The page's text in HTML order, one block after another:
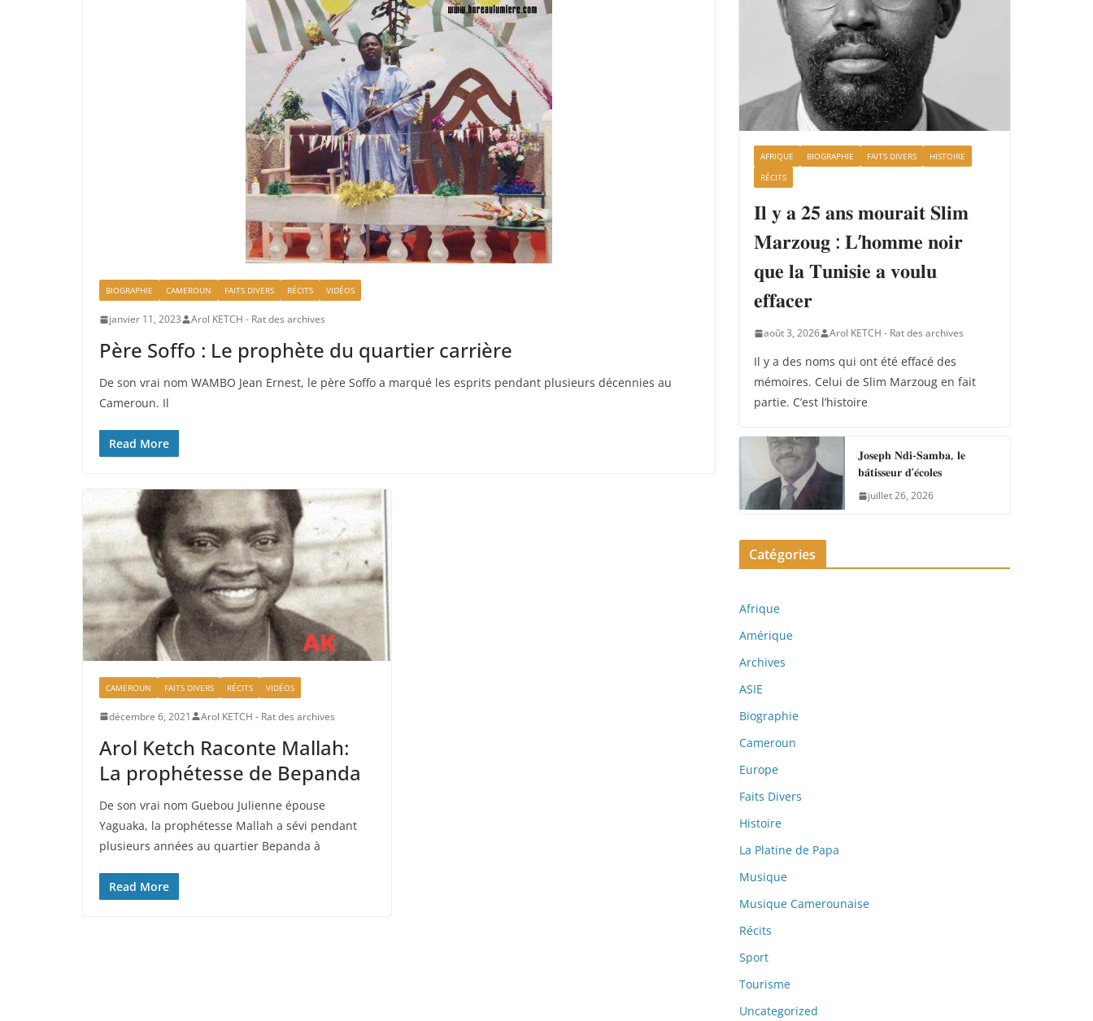
BIOGRAPHIE CAMEROUN FAITS DIVERS RÉCITS VIDÉOS
janvier 11, 2023 Arol KETCH - Rat des archives
Père Soffo : Le prophète du quartier carrière
De son vrai nom WAMBO Jean Ernest, le père Soffo a marqué les esprits pendant plusieurs décennies au
Cameroun. Il
Read More
CAMEROUN FAITS DIVERS RÉCITS VIDÉOS
décembre 6, 2021 Arol KETCH - Rat des archives
Arol Ketch Raconte Mallah:
La prophétesse de Bepanda
De son vrai nom Guebou Julienne épouse
Yaguaka, la prophétesse Mallah a sévi pendant
plusieurs années au quartier Bepanda à
Read More
AFRIQUE BIOGRAPHIE FAITS DIVERS
HISTOIRE
RÉCITS
𝐈𝐥 𝐲 𝐚 𝟐𝟓 𝐚𝐧𝐬 𝐦𝐨𝐮𝐫𝐚𝐢𝐭 𝐒𝐥𝐢𝐦
𝐌𝐚𝐫𝐳𝐨𝐮𝐠 : 𝐋’𝐡𝐨𝐦𝐦𝐞 𝐧𝐨𝐢𝐫
𝐪𝐮𝐞 𝐥𝐚 𝐓𝐮𝐧𝐢𝐬𝐢𝐞 𝐚 𝐯𝐨𝐮𝐥𝐮
𝐞𝐟𝐟𝐚𝐜𝐞𝐫
août 3, 2026 Arol KETCH - Rat des archives
Il y a des noms qui ont été effacé des
mémoires. Celui de Slim Marzoug en fait
partie. C’est l’histoire
𝐉𝐨𝐬𝐞𝐩𝐡 𝐍𝐝𝐢-𝐒𝐚𝐦𝐛𝐚, 𝐥𝐞
𝐛𝐚̂𝐭𝐢𝐬𝐬𝐞𝐮𝐫 𝐝’𝐞́𝐜𝐨𝐥𝐞𝐬
juillet 26, 2026
Catégories
Afrique
Amérique
Archives
ASIE
Biographie
Cameroun
Europe
Faits Divers
Histoire
La Platine de Papa
Musique
Musique Camerounaise
Récits
Sport
Tourisme
Uncategorized